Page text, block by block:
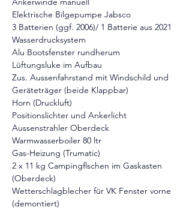
Elektrische Bilgepumpe Jabsco
3 Batterien (ggf. 2006)/ 1 Batterie aus 2021
Wasserdrucksystem
Alu Bootsfenster rundherum
Lüftungsluke im Aufbau
Zus. Aussenfahrstand mit Windschild und
Geräteträger (beide Klappbar)
Horn (Druckluft)
Positionslichter und Ankerlicht
Aussenstrahler Oberdeck
Warmwasserboiler 80 ltr
Gas-Heizung (Trumatic)
2 x 11 kg Campingflschen im Gaskasten
(Oberdeck)
Wetterschlagblecher für VK Fenster vorne
(demontiert)